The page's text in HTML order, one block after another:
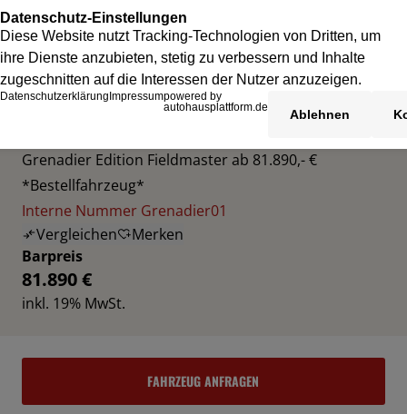
Grenadier Edition Fieldmaster ab 81.890,- €
*Bestellfahrzeug*
Interne Nummer Grenadier01
Vergleichen
Merken
Barpreis
81.890 €
inkl. 19% MwSt.
FAHRZEUG ANFRAGEN